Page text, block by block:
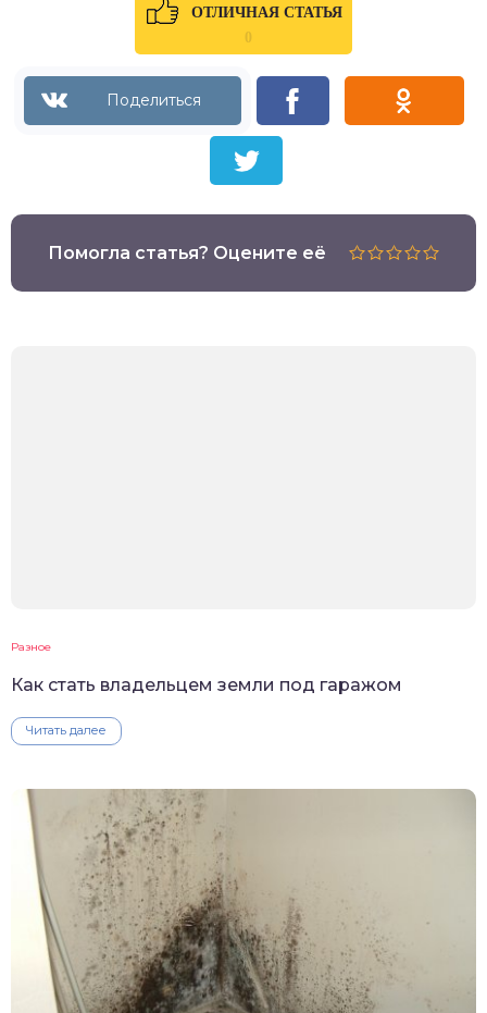
ОТЛИЧНАЯ СТАТЬЯ
0
Помогла статья? Оцените её
Разное
Как стать владельцем земли под гаражом
Читать далее